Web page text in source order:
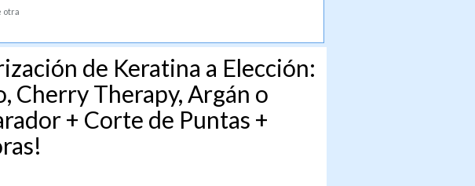
otra
de Keratina a Elección:
Cherry Therapy, Argán o
+ Corte de Puntas +